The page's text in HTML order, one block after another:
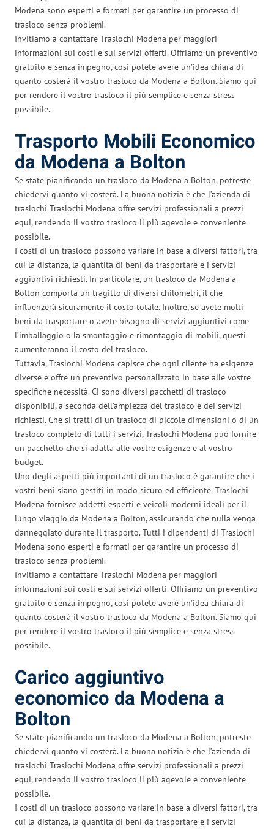
Modena sono esperti e formati per garantire un processo di
trasloco senza problemi.
Invitiamo a contattare Traslochi Modena per maggiori
informazioni sui costi e sui servizi offerti. Offriamo un preventivo
gratuito e senza impegno, così potete avere un’idea chiara di
quanto costerà il vostro trasloco da Modena a Bolton. Siamo qui
per rendere il vostro trasloco il più semplice e senza stress
possibile.
Trasporto Mobili Economico
da Modena a Bolton
Se state pianificando un trasloco da Modena a Bolton, potreste
chiedervi quanto vi costerà. La buona notizia è che l’azienda di
traslochi Traslochi Modena offre servizi professionali a prezzi
equi, rendendo il vostro trasloco il più agevole e conveniente
possibile.
I costi di un trasloco possono variare in base a diversi fattori, tra
cui la distanza, la quantità di beni da trasportare e i servizi
aggiuntivi richiesti. In particolare, un trasloco da Modena a
Bolton comporta un tragitto di diversi chilometri, il che
influenzerà sicuramente il costo totale. Inoltre, se avete molti
beni da trasportare o avete bisogno di servizi aggiuntivi come
l’imballaggio o la smontaggio e rimontaggio di mobili, questi
aumenteranno il costo del trasloco.
Tuttavia, Traslochi Modena capisce che ogni cliente ha esigenze
diverse e offre un preventivo personalizzato in base alle vostre
specifiche necessità. Ci sono diversi pacchetti di trasloco
disponibili, a seconda dell’ampiezza del trasloco e dei servizi
richiesti. Che si tratti di un trasloco di piccole dimensioni o di un
trasloco completo di tutti i servizi, Traslochi Modena può fornire
un pacchetto che si adatta alle vostre esigenze e al vostro
budget.
Uno degli aspetti più importanti di un trasloco è garantire che i
vostri beni siano gestiti in modo sicuro ed efficiente. Traslochi
Modena fornisce addetti esperti e veicoli moderni ideali per il
lungo viaggio da Modena a Bolton, assicurando che nulla venga
danneggiato durante il trasporto. Tutti i dipendenti di Traslochi
Modena sono esperti e formati per garantire un processo di
trasloco senza problemi.
Invitiamo a contattare Traslochi Modena per maggiori
informazioni sui costi e sui servizi offerti. Offriamo un preventivo
gratuito e senza impegno, così potete avere un’idea chiara di
quanto costerà il vostro trasloco da Modena a Bolton. Siamo qui
per rendere il vostro trasloco il più semplice e senza stress
possibile.
Carico aggiuntivo
economico da Modena a
Bolton
Se state pianificando un trasloco da Modena a Bolton, potreste
chiedervi quanto vi costerà. La buona notizia è che l’azienda di
traslochi Traslochi Modena offre servizi professionali a prezzi
equi, rendendo il vostro trasloco il più agevole e conveniente
possibile.
I costi di un trasloco possono variare in base a diversi fattori, tra
cui la distanza, la quantità di beni da trasportare e i servizi